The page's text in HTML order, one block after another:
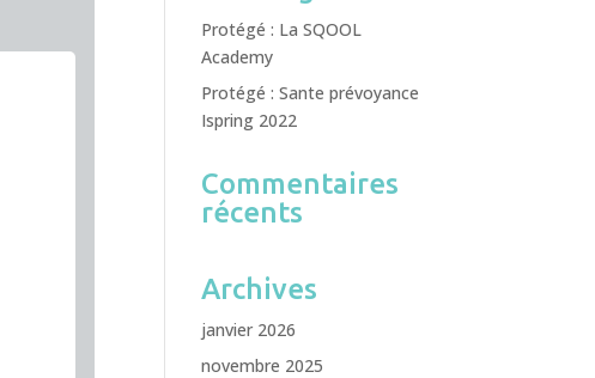
Protégé : La SQOOL
Academy
Protégé : Sante prévoyance
Ispring 2022
Commentaires
récents
Archives
janvier 2026
novembre 2025